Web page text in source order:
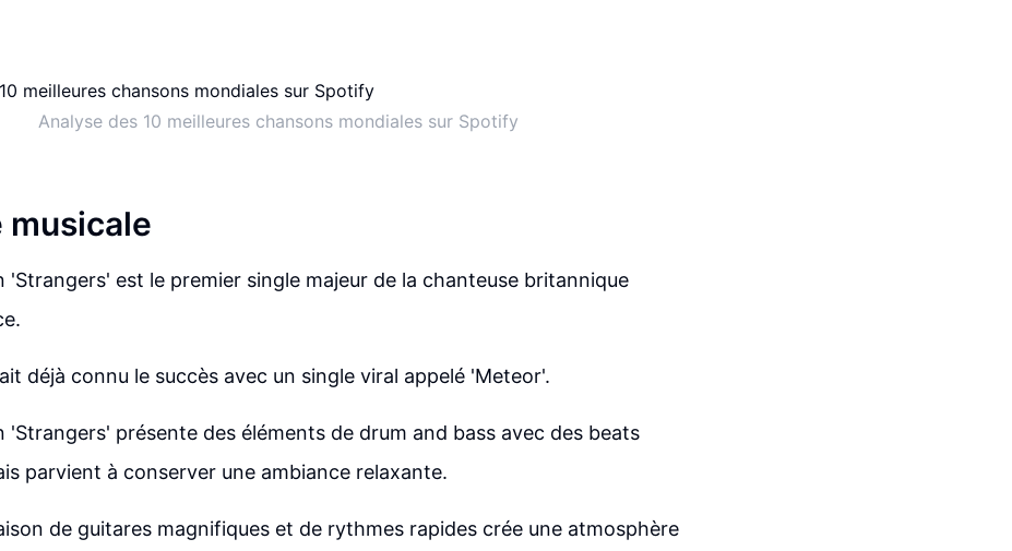
Analyse des 10 meilleures chansons mondiales sur Spotify
musicale
'Strangers' est le premier single majeur de la chanteuse britannique
déjà connu le succès avec un single viral appelé 'Meteor'.
'Strangers' présente des éléments de drum and bass avec des beats
parvient à conserver une ambiance relaxante.
de guitares magnifiques et de rythmes rapides crée une atmosphère